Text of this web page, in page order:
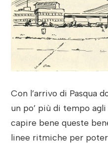
Con l’arrivo di Pasqua
un po’ più di tempo
capire bene queste
linee ritmiche per